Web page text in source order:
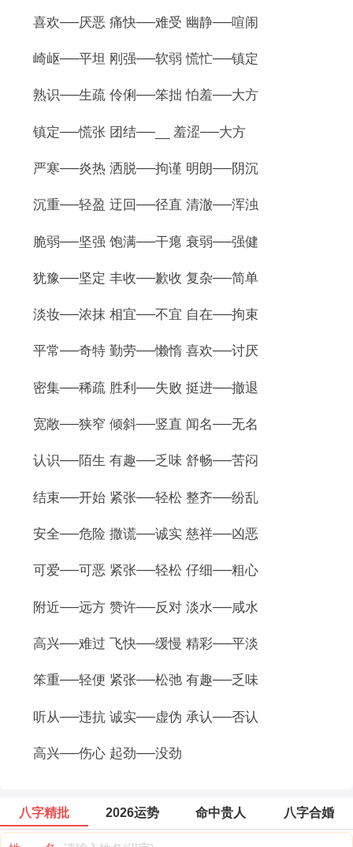
喜欢──厌恶 痛快──难受 幽静──喧闹
崎岖──平坦 刚强──软弱 慌忙──镇定
熟识──生疏 伶俐──笨拙 怕羞──大方
镇定──慌张 团结──__ 羞涩──大方
严寒──炎热 洒脱──拘谨 明朗──阴沉
沉重──轻盈 迂回──径直 清澈──浑浊
脆弱──坚强 饱满──干瘪 衰弱──强健
犹豫──坚定 丰收──歉收 复杂──简单
淡妆──浓抹 相宜──不宜 自在──拘束
平常──奇特 勤劳──懒惰 喜欢──讨厌
密集──稀疏 胜利──失败 挺进──撤退
宽敞──狭窄 倾斜──竖直 闻名──无名
认识──陌生 有趣──乏味 舒畅──苦闷
结束──开始 紧张──轻松 整齐──纷乱
安全──危险 撒谎──诚实 慈祥──凶恶
可爱──可恶 紧张──轻松 仔细──粗心
附近──远方 赞许──反对 淡水──咸水
高兴──难过 飞快──缓慢 精彩──平淡
笨重──轻便 紧张──松弛 有趣──乏味
听从──违抗 诚实──虚伪 承认──否认
高兴──伤心 起劲──没劲
八字精批 2026运势 命中贵人 八字合婚